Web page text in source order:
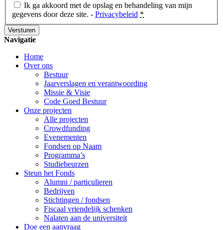
Ik ga akkoord met de opslag en behandeling van mijn
gegevens door deze site. - Privacybeleid *
Navigatie
Home
Over ons
Bestuur
Jaarverslagen en verantwoording
Missie & Visie
Code Goed Bestuur
Onze projecten
Alle projecten
Crowdfunding
Evenementen
Fondsen op Naam
Programma’s
Studiebeurzen
Steun het Fonds
Alumni / particulieren
Bedrijven
Stichtingen / fondsen
Fiscaal vriendelijk schenken
Nalaten aan de universiteit
Doe een aanvraag